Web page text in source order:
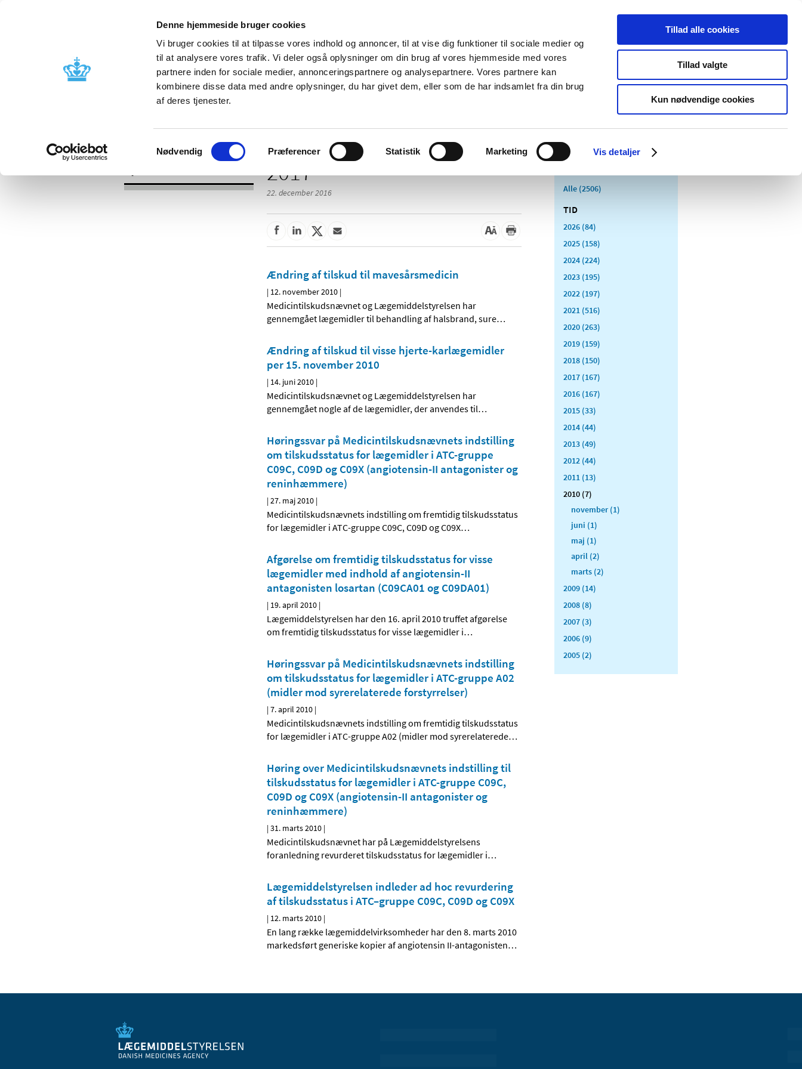
Denne hjemmeside bruger cookies
Vi bruger cookies til at tilpasse vores indhold og annoncer, til at vise dig funktioner til sociale medier og
til at analysere vores trafik. Vi deler også oplysninger om din brug af vores hjemmeside med vores
partnere inden for sociale medier, annonceringspartnere og analysepartnere. Vores partnere kan
kombinere disse data med andre oplysninger, du har givet dem, eller som de har indsamlet fra din brug
af deres tjenester.
Samtykkevalg
Nødvendig Præferencer Statistik Marketing Vis detaljer
Tillad alle cookies
Tillad valgte
Kun nødvendige cookies
Nyheder Om os Kontakt Udgivelser
Godkendelse og
Bivirkninger og
produktinformation
Tilskud og
Apoteker og salg af
Medicinsk
Særlige
produktområder
2017
22. december 2016
Ændring af tilskud til mavesårsmedicin
| 12. november 2010 |
Medicintilskudsnævnet og Lægemiddelstyrelsen har
gennemgået lægemidler til behandling af halsbrand, sure…
Ændring af tilskud til visse hjerte-karlægemidler
per 15. november 2010
| 14. juni 2010 |
Medicintilskudsnævnet og Lægemiddelstyrelsen har
gennemgået nogle af de lægemidler, der anvendes til…
Høringssvar på Medicintilskudsnævnets indstilling
om tilskudsstatus for lægemidler i ATC-gruppe
C09C, C09D og C09X (angiotensin-II antagonister og
reninhæmmere)
|27. maj 2010 |
Medicintilskudsnævnets indstilling om fremtidig tilskudsstatus
for lægemidler i ATC-gruppe C09C, C09D og C09X…
Afgørelse om fremtidig tilskudsstatus for visse
lægemidler med indhold af angiotensin-II
antagonisten losartan (C09CA01 og C09DA01)
| 19. april 2010 |
Lægemiddelstyrelsen har den 16. april 2010 truffet afgørelse
om fremtidig tilskudsstatus for visse lægemidler i…
Høringssvar på Medicintilskudsnævnets indstilling
om tilskudsstatus for lægemidler i ATC-gruppe A02
(midler mod syrerelaterede forstyrrelser)
|7. april 2010 |
Medicintilskudsnævnets indstilling om fremtidig tilskudsstatus
for lægemidler i ATC-gruppe A02 (midler mod syrerelaterede…
Høring over Medicintilskudsnævnets indstilling til
tilskudsstatus for lægemidler i ATC-gruppe C09C,
C09D og C09X (angiotensin-II antagonister og
reninhæmmere)
|31. marts 2010 |
Medicintilskudsnævnet har på Lægemiddelstyrelsens
foranledning revurderet tilskudsstatus for lægemidler i…
Lægemiddelstyrelsen indleder ad hoc revurdering
af tilskudsstatus i ATC–gruppe C09C, C09D og C09X
| 12. marts 2010 |
En lang række lægemiddelvirksomheder har den 8. marts 2010
markedsført generiske kopier af angiotensin II-antagonisten…
Alle (2506)
TID
2026 (84)
2025 (158)
2024 (224)
2023 (195)
2022 (197)
2021 (516)
2020 (263)
2019 (159)
2018 (150)
2017 (167)
2016 (167)
2015 (33)
2014 (44)
2013 (49)
2012 (44)
2011 (13)
2010 (7)
november (1)
juni (1)
maj (1)
april (2)
marts (2)
2009 (14)
2008 (8)
2007 (3)
2006 (9)
2005 (2)